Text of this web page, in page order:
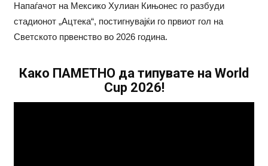
Напаѓачот на Мексико Хулиан Кињонес го разбуди
стадионот „Ацтека“, постигнувајќи го првиот гол на
Светското првенство во 2026 година.
Како ПАМЕТНО да типувате на World
Cup 2026!